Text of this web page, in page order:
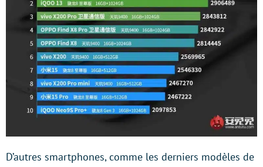
D’autres smartphones, comme les derniers modèles de